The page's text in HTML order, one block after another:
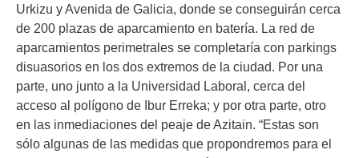
Urkizu y Avenida de Galicia, donde se conseguirán cerca
de 200 plazas de aparcamiento en batería. La red de
aparcamientos perimetrales se completaría con parkings
disuasorios en los dos extremos de la ciudad. Por una
parte, uno junto a la Universidad Laboral, cerca del
acceso al polígono de Ibur Erreka; y por otra parte, otro
en las inmediaciones del peaje de Azitain. “Estas son
sólo algunas de las medidas que propondremos para el